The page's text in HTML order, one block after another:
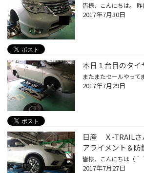
2017年7月30日
本日１台目のタイ
2017年7月29日
日産 Ｘ-TRAIL
アライメント＆防
2017年7月27日